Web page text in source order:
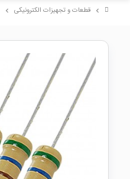
chevron_right قطعات و تجهیزات الکترونیکی chevron_right